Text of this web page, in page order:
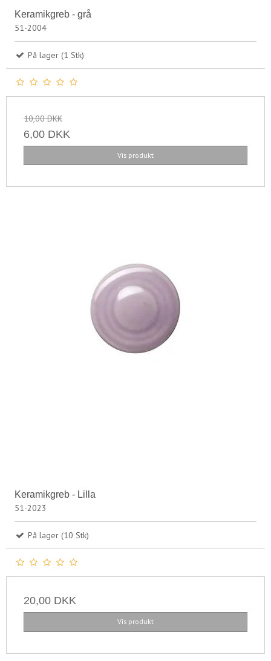
Keramikgreb - grå
51-2004
På lager (1 Stk)
10,00 DKK
6,00 DKK
Vis produkt
Keramikgreb - Lilla
51-2023
På lager (10 Stk)
20,00 DKK
Vis produkt